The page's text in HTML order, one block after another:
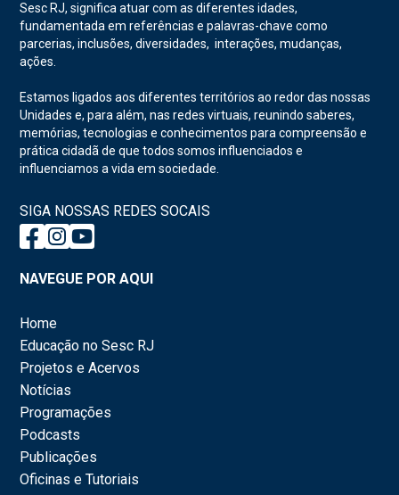
Sesc RJ, significa atuar com as diferentes idades,
fundamentada em referências e palavras-chave como
parcerias, inclusões, diversidades, interações, mudanças,
ações.
Estamos ligados aos diferentes territórios ao redor das nossas
Unidades e, para além, nas redes virtuais, reunindo saberes,
memórias, tecnologias e conhecimentos para compreensão e
prática cidadã de que todos somos influenciados e
influenciamos a vida em sociedade.
SIGA NOSSAS REDES SOCAIS
NAVEGUE POR AQUI
Home
Educação no Sesc RJ
Projetos e Acervos
Notícias
Programações
Podcasts
Publicações
Oficinas e Tutoriais